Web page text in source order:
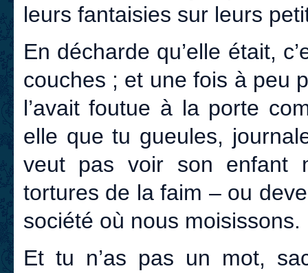
leurs fantaisies sur leurs
En décharde qu’elle était,
couches ; et une fois à peu
l’avait foutue à la porte
elle que tu gueules,
veut pas voir son enfant
tortures de la faim – ou
société où nous moisissons.
Et tu n’as pas un mot,